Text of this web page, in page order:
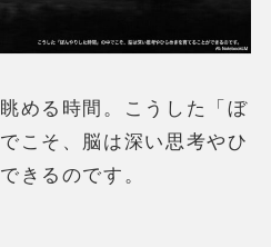
める時間。こうした「ぼ
こそ、脳は深い思考やひ
きるのです。